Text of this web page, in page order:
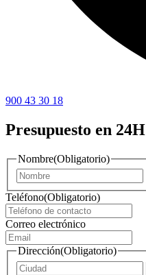
900 43 30 18
Presupuesto en 24H
Nombre(Obligatorio)
Teléfono(Obligatorio)
Correo electrónico
Dirección(Obligatorio)